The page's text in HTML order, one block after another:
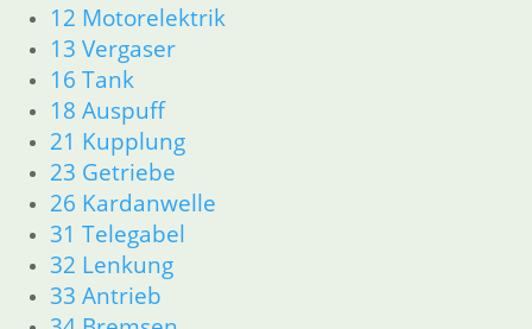
12 Motorelektrik
13 Vergaser
16 Tank
18 Auspuff
21 Kupplung
23 Getriebe
26 Kardanwelle
31 Telegabel
32 Lenkung
33 Antrieb
63 Scheinwerfer
R50 R69/S
11 Motor
Dichtungen
Zylinderkopf
12 Motorelektrik
13 Vergaser
16 Tank
18 Auspuff
21 Kupplung
23 Getriebe